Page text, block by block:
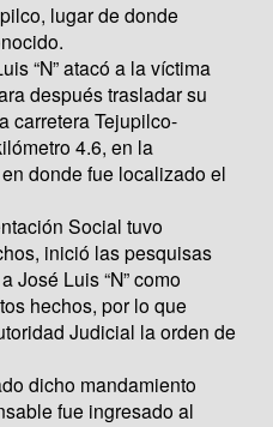
lugar de donde
“N” atacó a la víctima
después trasladar su
carretera Tejupilco-
4.6, en la
donde fue localizado el
Social tuvo
inició las pesquisas
José Luis “N” como
hechos, por lo que
Judicial la orden de
dicho mandamiento
fue ingresado al